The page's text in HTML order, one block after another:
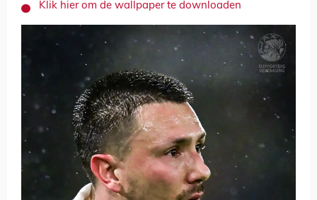
Klik hier om de wallpaper te downloaden